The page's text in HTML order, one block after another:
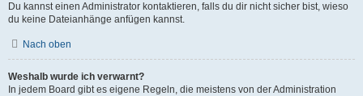
Du kannst einen Administrator kontaktieren, falls du dir nicht sicher bist, wieso
du keine Dateianhänge anfügen kannst.
Nach oben
Weshalb wurde ich verwarnt?
In jedem Board gibt es eigene Regeln, die meistens von der Administration